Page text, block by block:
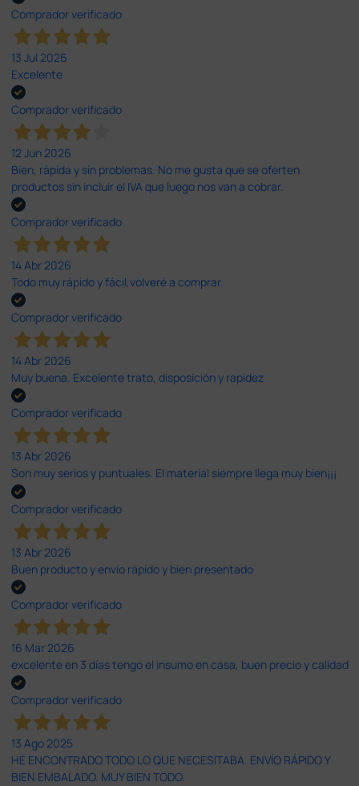
Comprador verificado
13 Jul 2026
Excelente
Comprador verificado
12 Jun 2026
Bien, rápida y sin problemas. No me gusta que se oferten
productos sin incluir el IVA que luego nos van a cobrar.
Comprador verificado
14 Abr 2026
Todo muy rápido y fácil,volveré a comprar.
Comprador verificado
14 Abr 2026
Muy buena. Excelente trato, disposición y rapidez
Comprador verificado
13 Abr 2026
Son muy serios y puntuales. El material siempre llega muy bien¡¡¡
Comprador verificado
13 Abr 2026
Buen producto y envío rápido y bien presentado
Comprador verificado
16 Mar 2026
excelente en 3 días tengo el insumo en casa, buen precio y calidad
Comprador verificado
13 Ago 2025
HE ENCONTRADO TODO LO QUE NECESITABA. ENVÍO RÁPIDO Y
BIEN EMBALADO. MUY BIEN TODO.